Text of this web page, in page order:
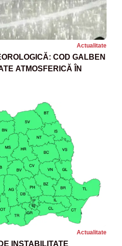
Actualitate
COD GALBEN
ATMOSFERICĂ ÎN
Actualitate
INSTABILITATE